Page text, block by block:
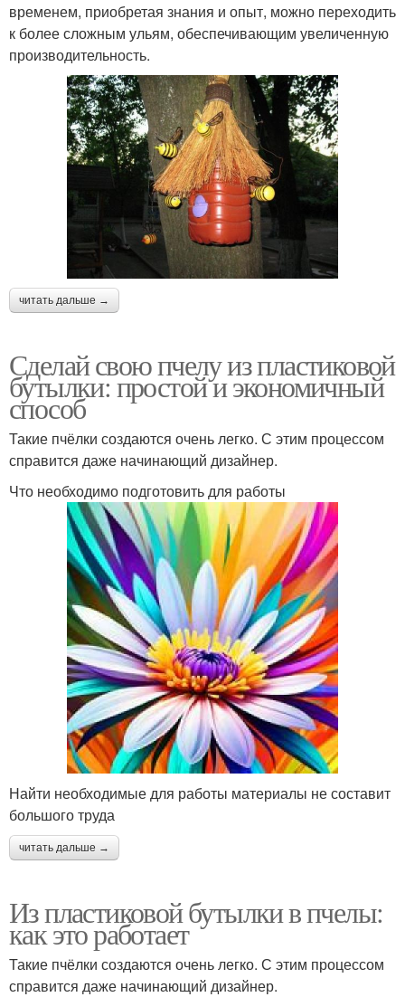
временем, приобретая знания и опыт, можно переходить
к более сложным ульям, обеспечивающим увеличенную
производительность.
читать дальше →
Сделай свою пчелу из пластиковой
бутылки: простой и экономичный
способ
Такие пчёлки создаются очень легко. С этим процессом
справится даже начинающий дизайнер.
Что необходимо подготовить для работы
Найти необходимые для работы материалы не составит
большого труда
читать дальше →
Из пластиковой бутылки в пчелы:
как это работает
Такие пчёлки создаются очень легко. С этим процессом
справится даже начинающий дизайнер.